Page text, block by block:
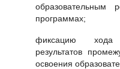
образовательным
программах;
фиксацию хода
результатов
освоения